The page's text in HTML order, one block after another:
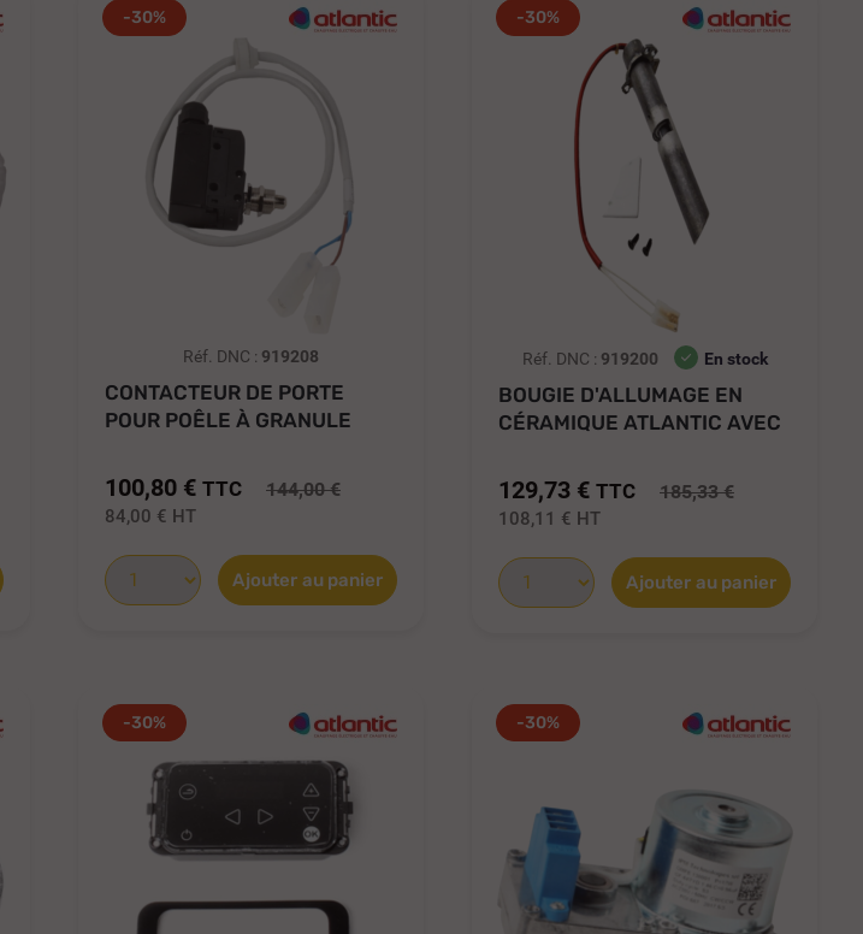
-30%
Réf. DNC : 919208
CONTACTEUR DE PORTE
POUR POÊLE À GRANULE
100,80 € TTC 144,00 €
84,00 € HT
Ajouter au panier
-30%
Réf. DNC : 919200 En stock
BOUGIE D'ALLUMAGE EN
CÉRAMIQUE ATLANTIC AVEC
129,73 € TTC 185,33 €
108,11 € HT
Ajouter au panier
-30% -30%